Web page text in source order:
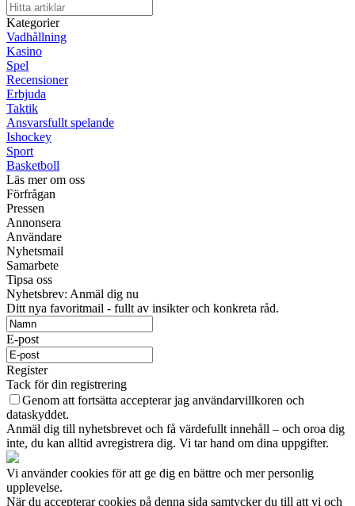
Kategorier
Vadhållning
Kasino
Spel
Recensioner
Erbjuda
Taktik
Ansvarsfullt spelande
Ishockey
Sport
Basketboll
Läs mer om oss
Förfrågan
Pressen
Annonsera
Användare
Nyhetsmail
Samarbete
Tipsa oss
Nyhetsbrev: Anmäl dig nu
Ditt nya favoritmail - fullt av insikter och konkreta råd.
E-post
Register
Tack för din registrering
Genom att fortsätta accepterar jag användarvillkoren och
dataskyddet.
Anmäl dig till nyhetsbrevet och få värdefullt innehåll – och oroa dig
inte, du kan alltid avregistrera dig. Vi tar hand om dina uppgifter.
Vi använder cookies för att ge dig en bättre och mer personlig
upplevelse.
När du accepterar cookies på denna sida samtycker du till att vi och